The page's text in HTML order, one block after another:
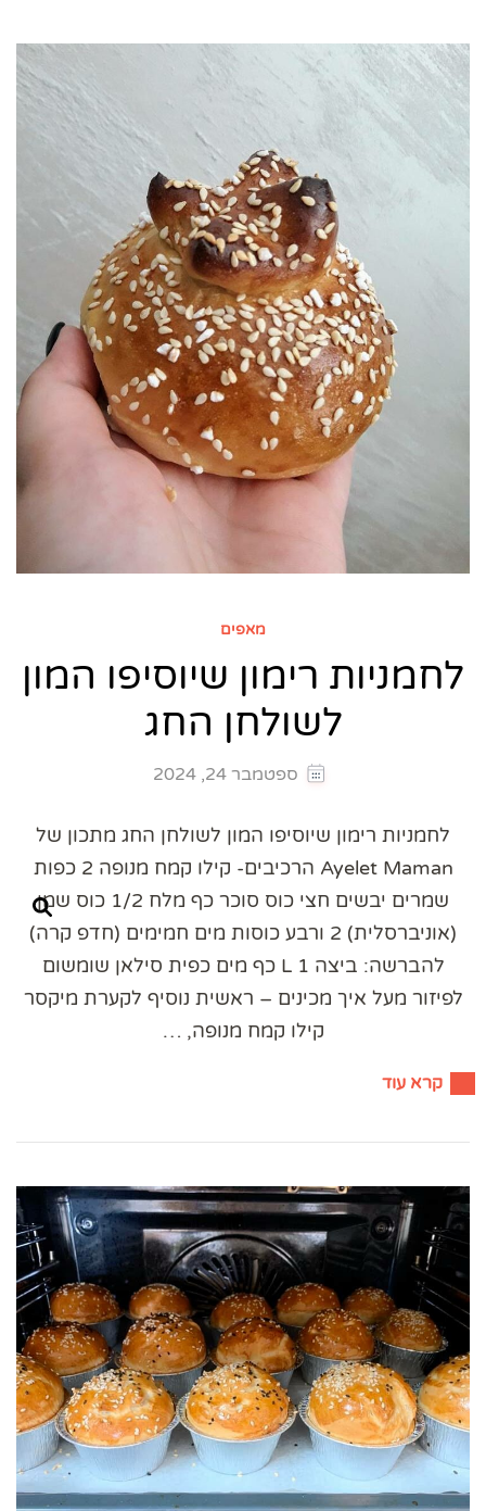
מאפים
לחמניות רימון שיוסיפו המון
לשולחן החג
ספטמבר 24, 2024
לחמניות רימון שיוסיפו המון לשולחן החג מתכון של
Ayelet Maman הרכיבים- קילו קמח מנופה 2 כפות
שמרים יבשים חצי כוס סוכר כף מלח 1/2 כוס שמן
(אוניברסלית) 2 ורבע כוסות מים חמימים (חדפ קרה)
להברשה: ביצה 1 L כף מים כפית סילאן שומשום
לפיזור מעל איך מכינים – ראשית נוסיף לקערת מיקסר
קילו קמח מנופה, …
קרא עוד